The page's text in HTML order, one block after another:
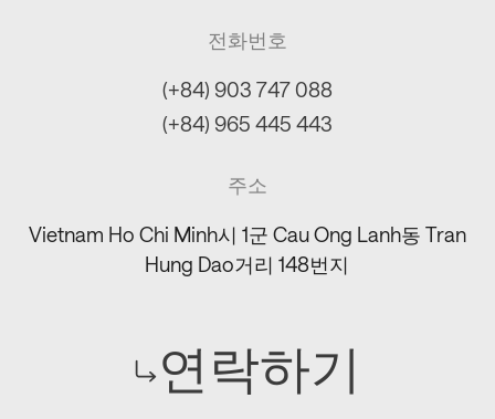
전화번호
(+84) 903 747 088
(+84) 965 445 443
주소
Vietnam Ho Chi Minh시 1군 Cau Ong Lanh동 Tran
Hung Dao거리 148번지
연락하기